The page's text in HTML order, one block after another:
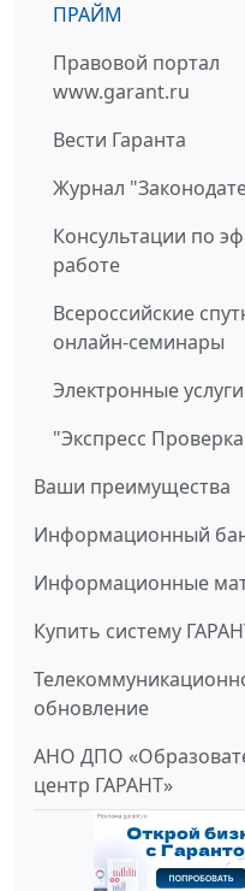
ПРАЙМ
Правовой портал
www.garant.ru
Вести Гаранта
Журнал
Консультации по
работе
Всероссийские
онлайн-семинары
Электронные услуги
"Экспресс
Ваши преимущества
Информационный
Информационные
Купить систему
обновление
АНО ДПО
центр ГАРАНТ»